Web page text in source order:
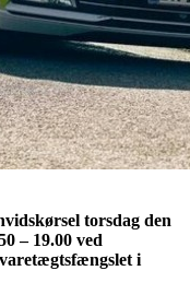
torsdag den
– 19.00 ved
i